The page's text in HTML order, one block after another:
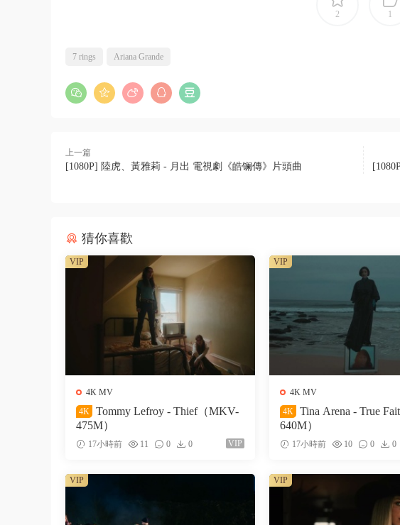
2 1
7 rings Ariana Grande
上一篇
[1080P] 陸虎、黃雅莉 - 月出 電視劇《皓镧傳》片頭曲
猜你喜歡
4K MV
4K
Tommy Lefroy - Thief（MKV-
475M）
17小時前 11 0 0 VIP
VIP
4K MV
4K
Tina Arena - True
640M）
17小時前 10 0 0
VIP
VIP VIP